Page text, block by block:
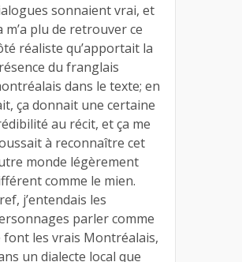
sonnaient vrai, et
m’a plu de retrouver ce
réaliste qu’apportait la
du franglais
dans le texte; en
ça donnait une certaine
au récit, et ça me
à reconnaître cet
monde légèrement
comme le mien.
j’entendais les
parler comme
font les vrais Montréalais,
un dialecte local que